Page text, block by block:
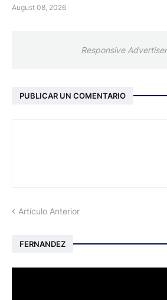
August 08, 2026
Responsive
PUBLICAR UN COMENTARIO
Artículo Anterior
FERNANDEZ